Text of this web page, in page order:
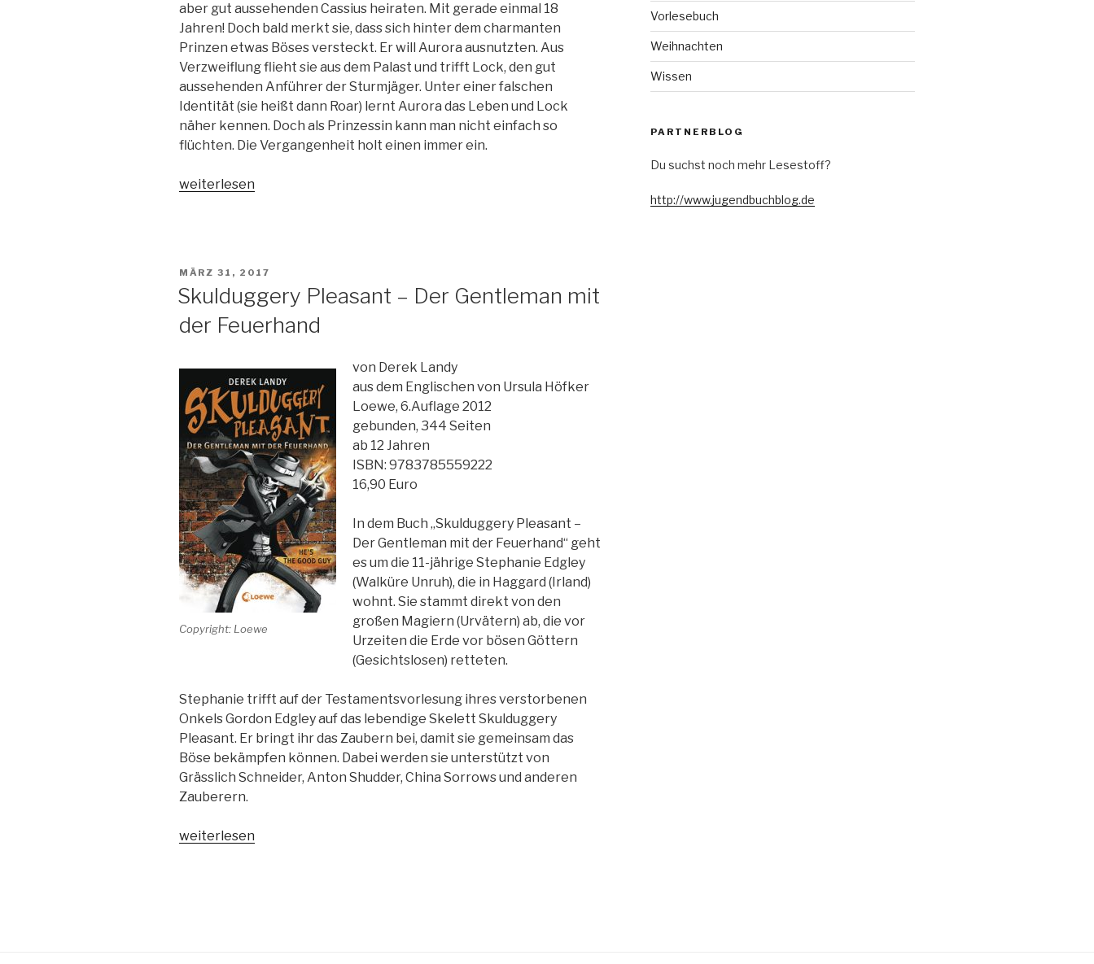
aber gut aussehenden Cassius heiraten. Mit gerade einmal 18
Jahren! Doch bald merkt sie, dass sich hinter dem charmanten
Prinzen etwas Böses versteckt. Er will Aurora ausnutzten. Aus
Verzweiflung flieht sie aus dem Palast und trifft Lock, den gut
aussehenden Anführer der Sturmjäger. Unter einer falschen
Identität (sie heißt dann Roar) lernt Aurora das Leben und Lock
näher kennen. Doch als Prinzessin kann man nicht einfach so
flüchten. Die Vergangenheit holt einen immer ein.
„Stormheart-
1“
weiterlesen
VERÖFFENTLICHT
MÄRZ 31, 2017
Skulduggery Pleasant – Der Gentleman mit
der Feuerhand
Copyright: Loewe
von Derek Landy
aus dem Englischen von Ursula Höfker
Loewe, 6.Auflage 2012
gebunden, 344 Seiten
ab 12 Jahren
ISBN: 9783785559222
16,90 Euro
In dem Buch „Skulduggery Pleasant –
Der Gentleman mit der Feuerhand“ geht
es um die 11-jährige Stephanie Edgley
(Walküre Unruh), die in Haggard (Irland)
wohnt. Sie stammt direkt von den
großen Magiern (Urvätern) ab, die vor
Urzeiten die Erde vor bösen Göttern
(Gesichtslosen) retteten.
Stephanie trifft auf der Testamentsvorlesung ihres verstorbenen
Onkels Gordon Edgley auf das lebendige Skelett Skulduggery
Pleasant. Er bringt ihr das Zaubern bei, damit sie gemeinsam das
Böse bekämpfen können. Dabei werden sie unterstützt von
Grässlich Schneider, Anton Shudder, China Sorrows und anderen
Zauberern.
„Skulduggery
weiterlesen
Vorlesebuch
Weihnachten
Wissen
PARTNERBLOG
Du suchst noch mehr Lesestoff?
http://www.jugendbuchblog.de